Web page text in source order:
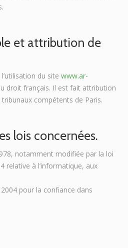
et attribution de
du site www.ar-
droit français. Il est fait attribution
compétents de Paris.
lois concernées.
notamment modifiée par la loi
relative à l’informatique, aux
pour la confiance dans